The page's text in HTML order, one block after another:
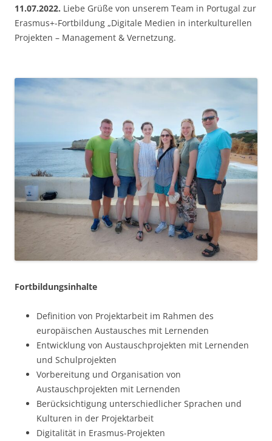
11.07.2022. Liebe Grüße von unserem Team in Portugal zur
Erasmus+-Fortbildung „Digitale Medien in interkulturellen
Projekten – Management & Vernetzung.
Fortbildungsinhalte
Definition von Projektarbeit im Rahmen des
europäischen Austausches mit Lernenden
Entwicklung von Austauschprojekten mit Lernenden
und Schulprojekten
Vorbereitung und Organisation von
Austauschprojekten mit Lernenden
Berücksichtigung unterschiedlicher Sprachen und
Kulturen in der Projektarbeit
Digitalität in Erasmus-Projekten